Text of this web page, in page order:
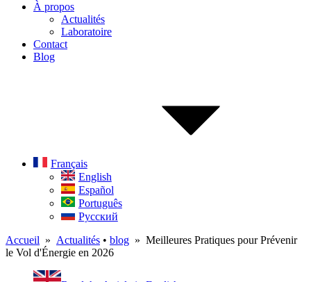
À propos
Actualités
Laboratoire
Contact
Blog
Français
English
Español
Português
Русский
Accueil » Actualités • blog » Meilleures Pratiques pour Prévenir
le Vol d'Énergie en 2026